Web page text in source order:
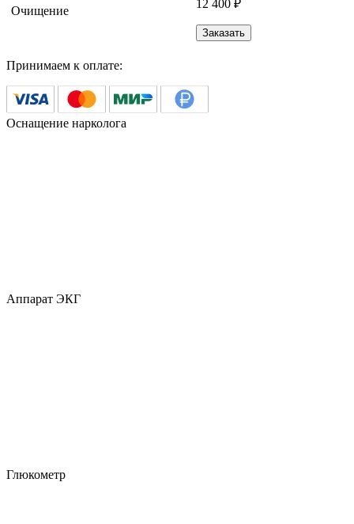
Очищение
12 400 ₽
Заказать
Принимаем к оплате:
Оснащение нарколога
Аппарат ЭКГ
Глюкометр